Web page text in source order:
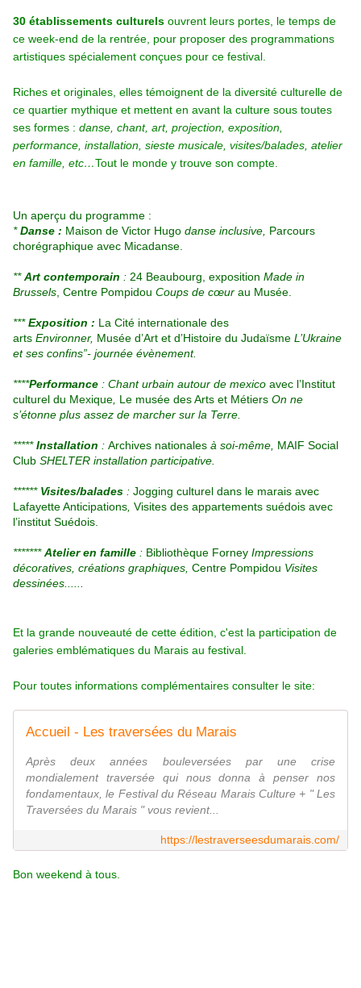
30 établissements culturels ouvrent leurs portes, le temps de
ce week-end de la rentrée, pour proposer des programmations
artistiques spécialement conçues pour ce festival.
Riches et originales, elles témoignent de la diversité culturelle de
ce quartier mythique et mettent en avant la culture sous toutes
ses formes : danse, chant, art, projection, exposition,
performance, installation, sieste musicale, visites/balades, atelier
en famille, etc…Tout le monde y trouve son compte.
Un aperçu du programme :
*Danse : Maison de Victor Hugo danse inclusive, Parcours
chorégraphique avec Micadanse.
**Art contemporain : 24 Beaubourg, exposition Made in
Brussels , Centre Pompidou Coups de cœur au Musée.
***Exposition : La Cité internationale des
arts Environner, Musée d’Art et d’Histoire du Judaïsme L’Ukraine
et ses confins”- journée évènement.
****Performance : Chant urbain autour de mexico avec l’Institut
culturel du Mexique Le musée des Arts et Métiers On ne
s’étonne plus assez de marcher sur la Terre.
*****Installation : Archives nationales à soi-même, MAIF Social
Club SHELTER installation participative.
****** Visites/balades : Jogging culturel dans le marais avec
Lafayette Anticipations Visites des appartements suédois avec
l’institut Suédois.
*******Atelier en famille : Bibliothèque Forney Impressions
décoratives, créations graphiques, Centre Pompidou Visites
dessinées......
Et la grande nouveauté de cette édition, c'est la participation de
galeries emblématiques du Marais au festival.
Pour toutes informations complémentaires consulter le site:
Accueil - Les traversées du Marais
Après deux années bouleversées par une crise
mondialement traversée qui nous donna à penser nos
fondamentaux, le Festival du Réseau Marais Culture + " Les
Traversées du Marais " vous revient...
https://lestraverseesdumarais.com/
Bon weekend à tous.